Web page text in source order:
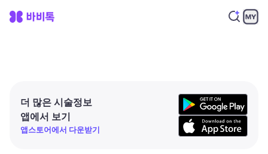
더 많은 시술정보
앱에서 보기
앱스토어에서 다운받기